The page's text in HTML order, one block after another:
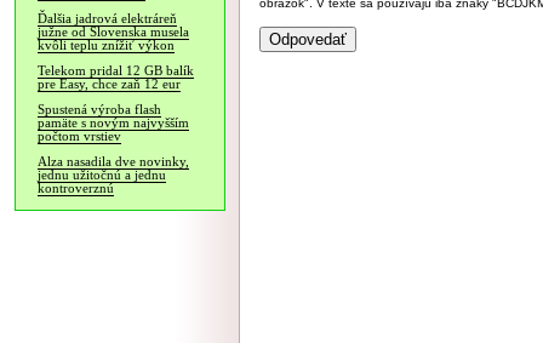
Ďalšia jadrová elektráreň
južne od Slovenska musela
kvôli teplu znížiť výkon
Telekom pridal 12 GB balík
pre Easy, chce zaň 12 eur
Spustená výroba flash
pamäte s novým najvyšším
počtom vrstiev
Alza nasadila dve novinky,
jednu užitočnú a jednu
kontroverznú
obrázok". V texte sa používajú iba znaky